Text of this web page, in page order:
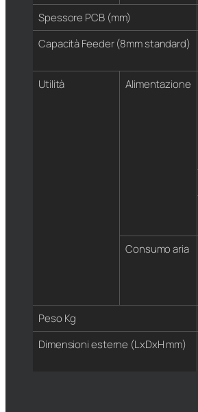
Spessore PCB (mm)
Capacità Feeder (8mm standard)
Utilità
Alimentazione
Consumo aria
Peso Kg
Dimensioni esterne (LxDxH mm)